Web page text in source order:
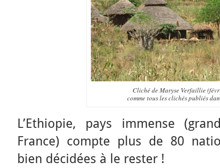
Cliché de Maryse Verfaillie
comme tous les clichés publiés
L’Ethiopie, pays immense
France) compte plus de 80
bien décidées à le rester !